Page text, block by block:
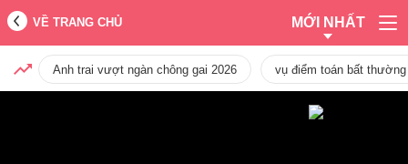
VỀ TRANG CHỦ MỚI NHẤT
Anh trai vượt ngàn chông gai 2026 vụ điểm toán bất